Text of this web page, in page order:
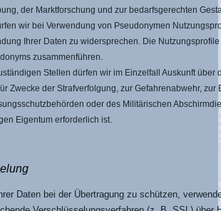
der Marktforschung und zur bedarfsgerechten
wir bei Verwendung von Pseudonymen
Ihrer Daten zu widersprechen. Die
zusammenführen.
Stellen dürfen wir im Einzelfall Auskunft über
Zwecke der Strafverfolgung, zur Gefahrenabwehr,
oder des Militärischen
Eigentum erforderlich ist.
Daten bei der Übertragung zu schützen,